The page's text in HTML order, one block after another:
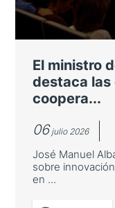
Más de una
participaron
público
El ministro
destaca
coopera...
06 julio 2026
José Manuel
sobre
en ...